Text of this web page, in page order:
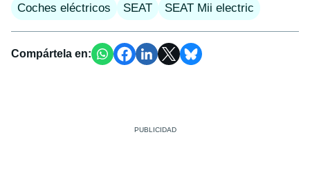
Coches eléctricos SEAT SEAT Mii electric
Compártela en: